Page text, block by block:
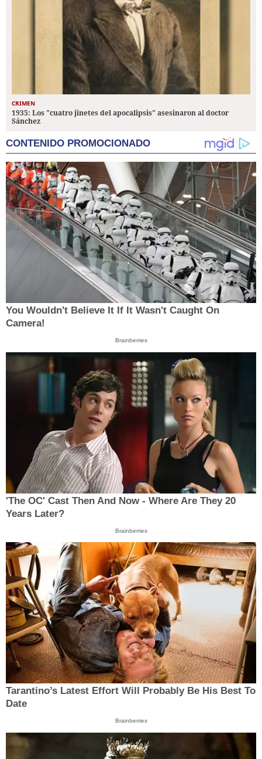
CRIMEN
1935: Los "cuatro jinetes del apocalipsis" asesinaron al doctor
Sánchez
CONTENIDO PROMOCIONADO
You Wouldn't Believe It If It Wasn't Caught On
Camera!
Brainberries
'The OC' Cast Then And Now - Where Are They 20
Years Later?
Brainberries
Tarantino’s Latest Effort Will Probably Be His Best To
Date
Brainberries